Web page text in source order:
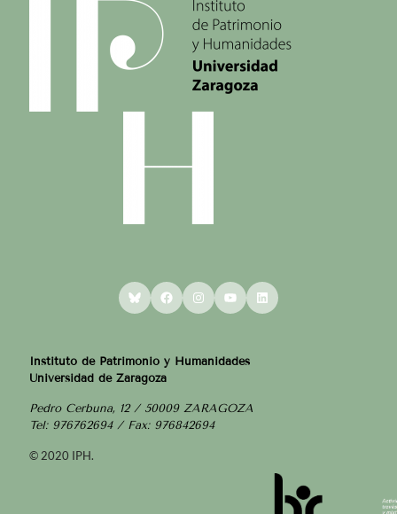
BlueskyFacebookInstagram
YouTubeLinkedIn
Instituto de Patrimonio y Humanidades
Universidad de Zaragoza
Pedro Cerbuna, 12 / 50009 ZARAGOZA
Tel: 976762694 / Fax: 976842694
© 2020 IPH.